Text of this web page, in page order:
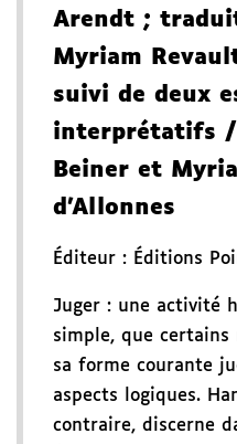
Arendt ;
Myriam
suivi de deux
interprétatifs /
Beiner et
d'Allonnes
Éditeur : Éditions
Juger : une activité
simple, que
sa forme courante
aspects logiques.
contraire, discerne